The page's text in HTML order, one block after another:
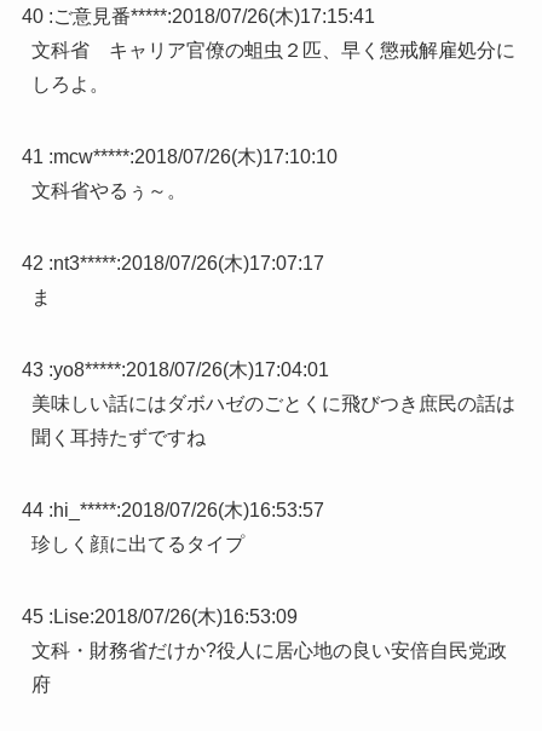
40 :ご意見番*****:2018/07/26(木)17:15:41
文科省 キャリア官僚の蛆虫２匹、早く懲戒解雇処分に
しろよ。
41 :mcw*****:2018/07/26(木)17:10:10
文科省やるぅ～。
42 :nt3*****:2018/07/26(木)17:07:17
ま
43 :yo8*****:2018/07/26(木)17:04:01
美味しい話にはダボハゼのごとくに飛びつき庶民の話は
聞く耳持たずですね
44 :hi_*****:2018/07/26(木)16:53:57
珍しく顔に出てるタイプ
45 : Lise:2018/07/26(木)16:53:09
文科・財務省だけか?役人に居心地の良い安倍自民党政
府